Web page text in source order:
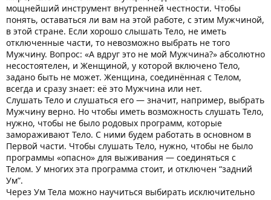
мощнейший инструмент внутренней честности. Чтобы
понять, оставаться ли вам на этой работе, с этим Мужчиной,
в этой стране. Если хорошо слышать Тело, не иметь
отключенные части, то невозможно выбрать не того
Мужчину. Вопрос: «А вдруг это не мой Мужчина?» абсолютно
несостоятелен, и Женщиной, у которой включено Тело,
задано быть не может. Женщина, соединённая с Телом,
всегда и сразу знает: её это Мужчина или нет.
Слушать Тело и слушаться его — значит, например, выбрать
Мужчину верно. Но чтобы иметь возможность слушать Тело,
нужно, чтобы не было родовых программ, которые
замораживают Тело. С ними будем работать в основном в
Первой части. Чтобы слушать Тело, нужно, чтобы не было
программы «опасно» для выживания — соединяться с
Телом. У многих эта программа стоит, и отключен “задний
Ум”.
Через Ум Тела можно научиться выбирать исключительно